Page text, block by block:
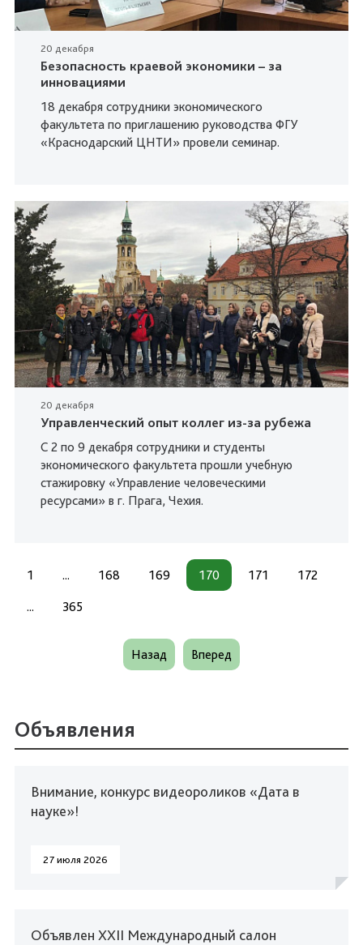
20 декабря
Безопасность краевой экономики – за
инновациями
18 декабря сотрудники экономического
факультета по приглашению руководства ФГУ
«Краснодарский ЦНТИ» провели семинар.
20 декабря
Управленческий опыт коллег из-за рубежа
С 2 по 9 декабря сотрудники и студенты
экономического факультета прошли учебную
стажировку «Управление человеческими
ресурсами» в г. Прага, Чехия.
1 ... 168 169 170 171 172
... 365
Назад Вперед
Объявления
Внимание, конкурс видеороликов «Дата в
науке»!
27 июля 2026
Объявлен XXII Международный салон